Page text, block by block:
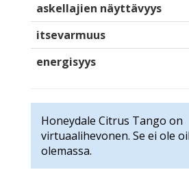
askellajien näyttävyys
itsevarmuus
energisyys
Honeydale Citrus Tango on
virtuaalihevonen. Se ei ole
olemassa.